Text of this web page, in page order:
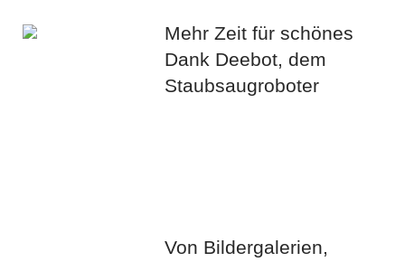
Mehr Zeit für schönes
Dank Deebot, dem
Staubsaugroboter
Von Bildergalerien,